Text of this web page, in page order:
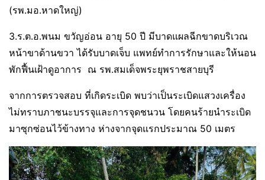
(รพ.มอ.หาดใหญ่)
3.ร.ต.อ.พนม ขวัญอ่อน อายุ 50 ปี มีบาดแผลฉีกขาดบริเวณ
หน้าขาด้านขวา ได้รับบาดเจ็บ แพทย์ทำการรักษาและให้นอน
พักฟื้นเฝ้าดูอาการ ณ รพ.สมเด็จพระยุพราชสายบุรี
จากการตรวจสอบ ที่เกิดระเบิด พบว่าเป็นระเบิดแสวงเครื่อง
ไม่ทราบภาชนะบรรจุและการจุดชนวน โดยคนร้ายนำระเบิด
มาซุกซ่อนไว้ข้างทาง ห่างจากจุดแรกประมาณ 50 เมตร